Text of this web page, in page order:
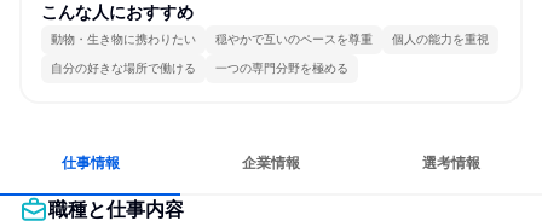
こんな人におすすめ
動物・生き物に携わりたい 穏やかで互いのペースを尊重 個人の能力を重視
自分の好きな場所で働ける 一つの専門分野を極める
仕事情報 企業情報 選考情報
職種と仕事内容